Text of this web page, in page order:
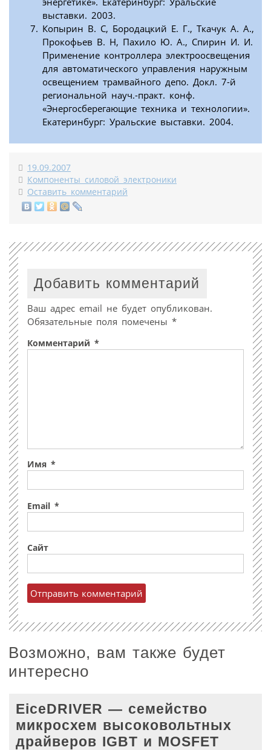
выставки. 2003.
Копырин В. С, Бородацкий Е. Г., Ткачук А. А.,
Прокофьев В. Н, Пахило Ю. А., Спирин И. И.
Применение контроллера электроосвещения
для автоматического управления наружным
освещением трамвайного депо. Докл. 7-й
региональной науч.-практ. конф.
«Энергосберегающие техника и технологии».
Екатеринбург: Уральские выставки. 2004.
19.09.2007
Компоненты силовой электроники
Оставить комментарий
Добавить комментарий
Ваш адрес email не будет опубликован.
Обязательные поля помечены *
Комментарий *
Имя *
Email *
Сайт
Возможно, вам также будет
интересно
EiceDRIVER — семейство
микросхем высоковольтных
драйверов IGBT и MOSFET